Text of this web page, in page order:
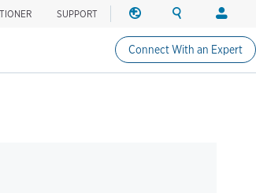
SUPPORT REGION
Nordamerika
SÖK
LOGGA
Förare
Connect With an Expert